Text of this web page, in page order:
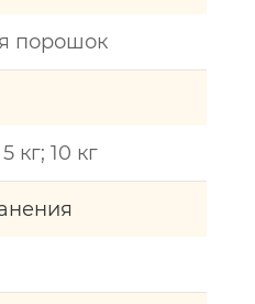
порошок
кг; 10 кг